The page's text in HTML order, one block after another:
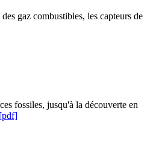
gaz combustibles, les capteurs de
fossiles, jusqu'à la découverte en
[pdf]